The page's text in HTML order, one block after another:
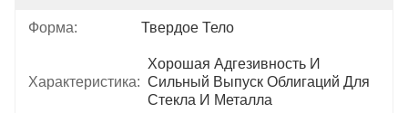
Форма: Твердое Тело
Характеристика:
Хорошая Адгезивность И
Сильный Выпуск Облигаций Для
Стекла И Металла